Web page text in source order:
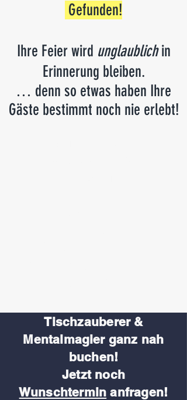
Gefunden!
Ihre Feier wird unglaublichin
Erinnerung bleiben.
… denn so etwas haben Ihre
Gäste bestimmt noch nie erlebt!
Tischzauberer &
Mentalmagier ganz nah
buchen!
Jetzt noch
Wunschtermin anfragen!